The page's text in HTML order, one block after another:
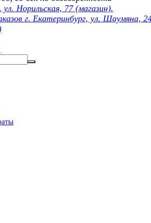
Норильская, 77 (магазин).
г. Екатеринбург, ул. Шаумяна,